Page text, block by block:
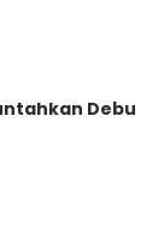
Debu